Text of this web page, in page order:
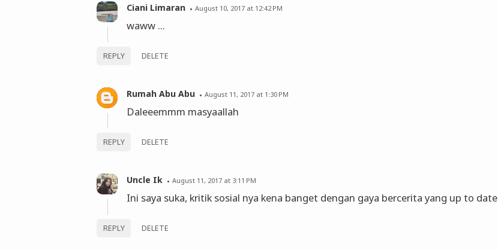
Ciani Limaran August 10, 2017 at 12:42 PM
waww ...
REPLY DELETE
Rumah Abu Abu August 11, 2017 at 1:30 PM
Daleeemmm masyaallah
REPLY DELETE
Uncle Ik August 11, 2017 at 3:11 PM
Ini saya suka, kritik sosial nya kena banget dengan gaya bercerita yang up to date
REPLY DELETE